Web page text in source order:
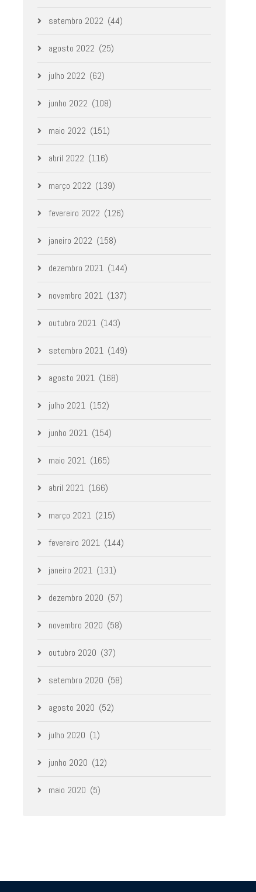
setembro 2022 (44)
agosto 2022 (25)
julho 2022 (62)
junho 2022 (108)
maio 2022 (151)
abril 2022 (116)
março 2022 (139)
fevereiro 2022 (126)
janeiro 2022 (158)
dezembro 2021 (144)
novembro 2021 (137)
outubro 2021 (143)
setembro 2021 (149)
agosto 2021 (168)
julho 2021 (152)
junho 2021 (154)
maio 2021 (165)
abril 2021 (166)
março 2021 (215)
fevereiro 2021 (144)
janeiro 2021 (131)
dezembro 2020 (57)
novembro 2020 (58)
outubro 2020 (37)
setembro 2020 (58)
agosto 2020 (52)
julho 2020 (1)
junho 2020 (12)
maio 2020 (5)